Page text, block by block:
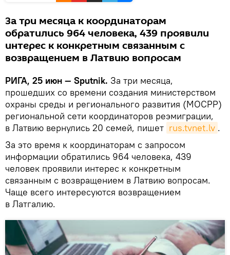
За три месяца к координаторам
обратились 964 человека, 439 проявили
интерес к конкретным связанным с
возвращением в Латвию вопросам
РИГА, 25 июн — Sputnik. За три месяца,
прошедших со времени создания министерством
охраны среды и регионального развития (МОСРР)
региональной сети координаторов реэмиграции,
в Латвию вернулись 20 семей, пишет rus.tvnet.lv .
За это время к координаторам с запросом
информации обратились 964 человека, 439
человек проявили интерес к конкретным
связанным с возвращением в Латвию вопросам.
Чаще всего интересуются возвращением
в Латгалию.